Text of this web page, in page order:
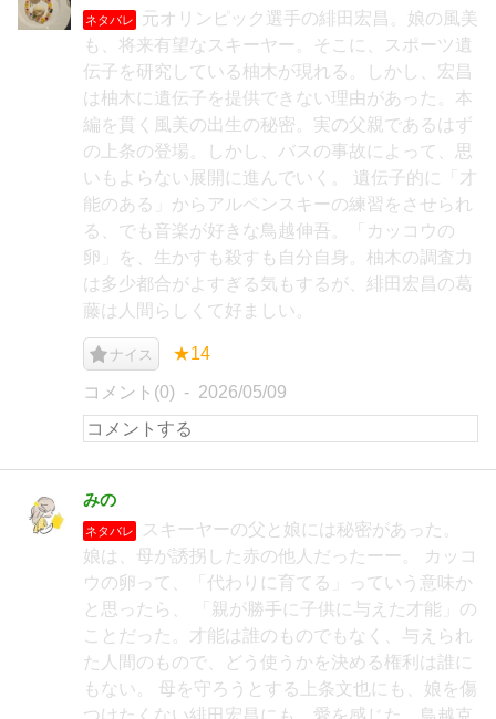
ネタバレ
元オリンピック選手の緋田宏昌。娘の風美
も、将来有望なスキーヤー。そこに、スポーツ遺
伝子を研究している柚木が現れる。しかし、宏昌
は柚木に遺伝子を提供できない理由があった。本
編を貫く風美の出生の秘密。実の父親であるはず
の上条の登場。しかし、バスの事故によって、思
いもよらない展開に進んでいく。 遺伝子的に「才
能のある」からアルペンスキーの練習をさせられ
る、でも音楽が好きな鳥越伸吾。「カッコウの
卵」を、生かすも殺すも自分自身。柚木の調査力
は多少都合がよすぎる気もするが、緋田宏昌の葛
藤は人間らしくて好ましい。
ナイス ★14
コメント(0) 2026/05/09
みの
ネタバレ
スキーヤーの父と娘には秘密があった。
娘は、母が誘拐した赤の他人だったーー。 カッコ
ウの卵って、「代わりに育てる」っていう意味か
と思ったら、 「親が勝手に子供に与えた才能」の
ことだった。才能は誰のものでもなく、与えられ
た人間のもので、どう使うかを決める権利は誰に
もない。 母を守ろうとする上条文也にも、娘を傷
つけたくない緋田宏昌にも、愛を感じた。鳥越克